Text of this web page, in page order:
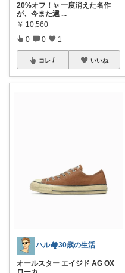
20%オフ！✨ 一度消えた名作
が、今また選 ...
￥ 10,560
0 0 1
コレ いいね
ハル🏘️30歳の生活
オールスター エイジド AG OX